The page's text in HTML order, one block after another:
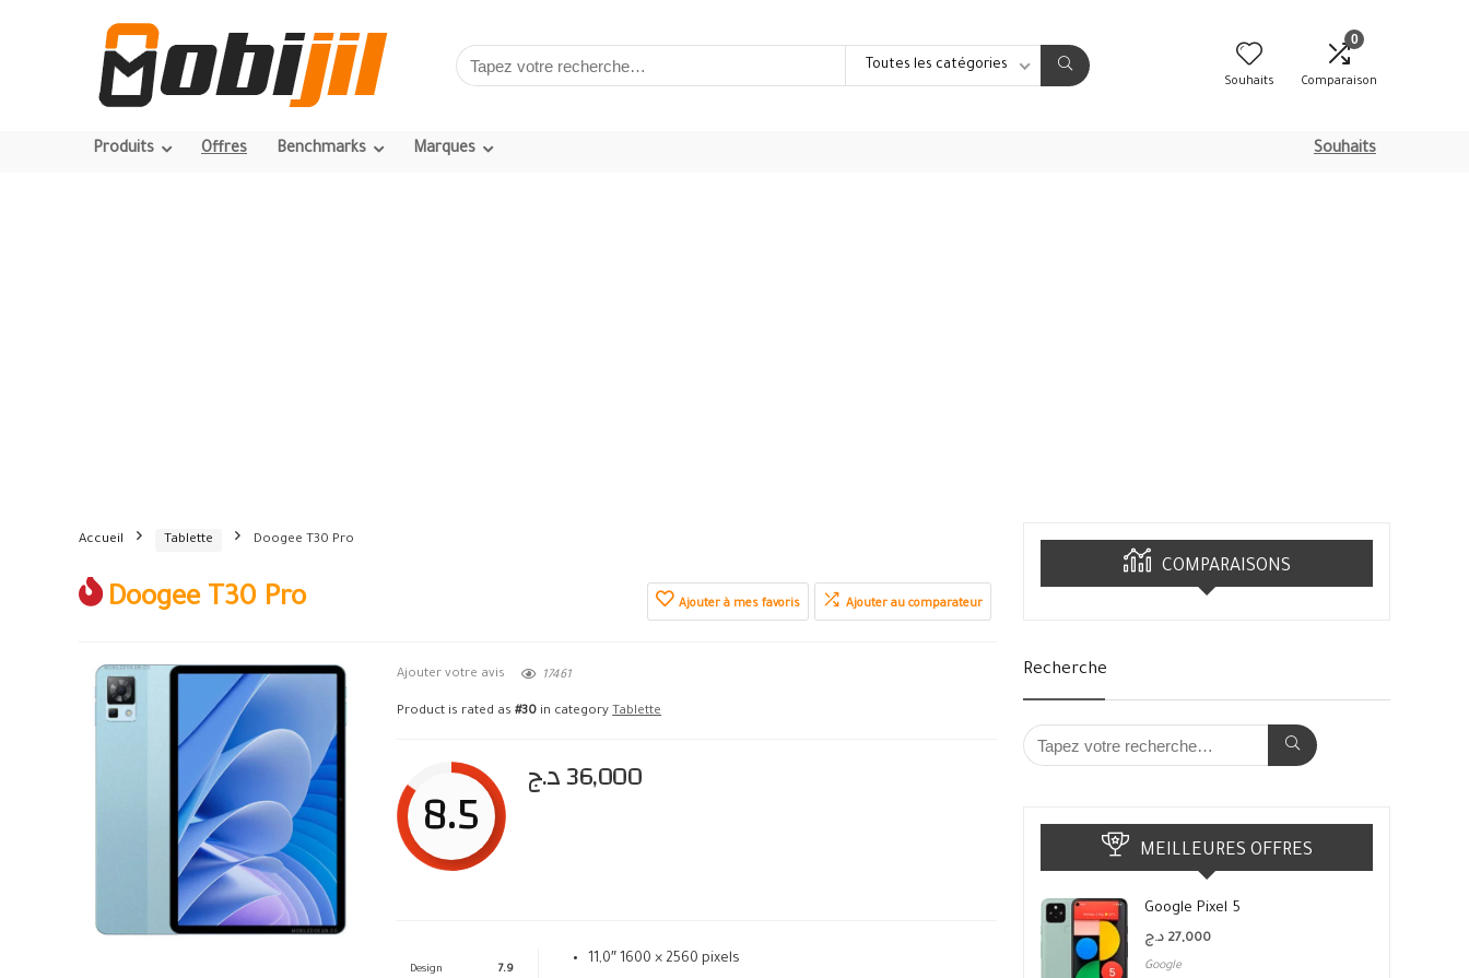
Toutes les catégories
Souhaits
0
Comparaison
Produits Offres Benchmarks Marques Souhaits
Accueil Tablette Doogee T30 Pro
Doogee T30 Pro Ajouter à mes favoris Ajouter au comparateur
Ajouter votre avis 17461
Product is rated as#30 in categoryTablette
8.5 36,000د.ج
Design 7.9
11,0″ 1600 × 2560 pixels
COMPARAISONS
Recherche
MEILLEURES OFFRES
Google Pixel 5
27,000 د.ج
Google